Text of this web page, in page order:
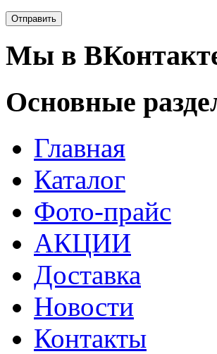
Мы в
Основные
Главная
Каталог
Фото-прайс
АКЦИИ
Доставка
Новости
Контакты